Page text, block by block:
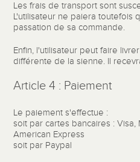
Les frais de transport sont
L'utilisateur ne paiera toutefois
passation de sa commande.
Enfin, l'utilisateur peut faire
différente de la sienne. Il
Article 4 : Paiement
Le paiement s'effectue :
soit par cartes bancaires : Visa,
American Express
soit par Paypal